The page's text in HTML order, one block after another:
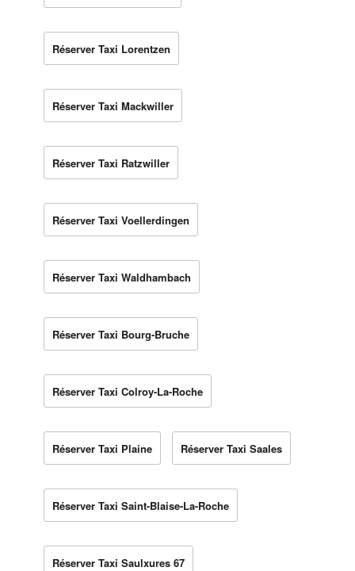
Réserver Taxi Lorentzen
Réserver Taxi Mackwiller
Réserver Taxi Ratzwiller
Réserver Taxi Voellerdingen
Réserver Taxi Waldhambach
Réserver Taxi Bourg-Bruche
Réserver Taxi Colroy-La-Roche
Réserver Taxi Plaine Réserver Taxi Saales
Réserver Taxi Saint-Blaise-La-Roche
Réserver Taxi Saulxures 67